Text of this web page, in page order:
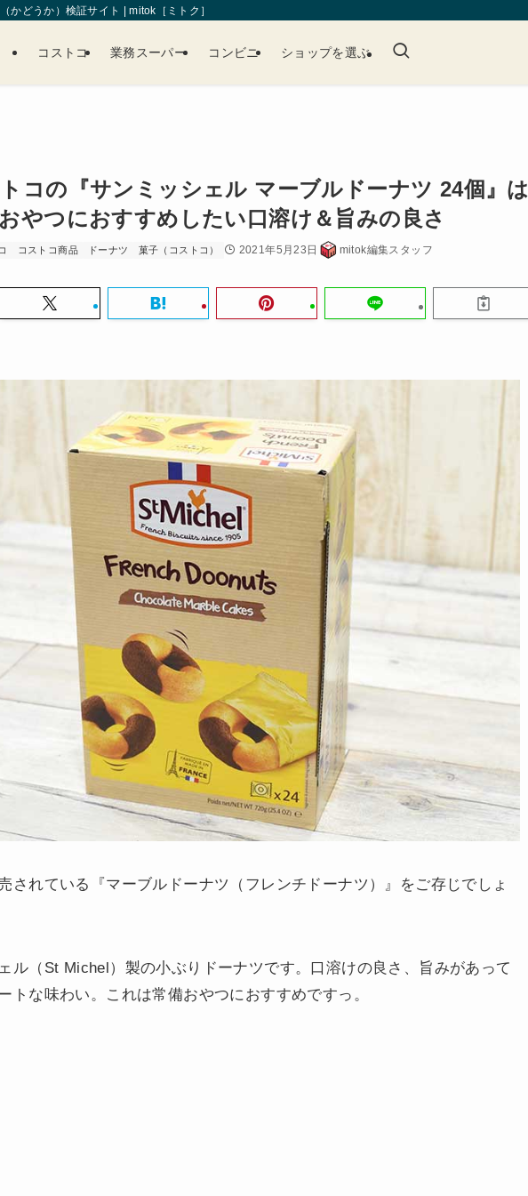
かどうか）検証サイト | mitok［ミトク］
コストコ 業務スーパー コンビニ ショップを選ぶ
コの『サンミッシェル マーブルドーナツ 24個』は
やつにおすすめしたい口溶け＆旨みの良さ
コストコ商品 ドーナツ 菓子（コストコ） 2021年5月23日 mitok編集スタッフ
されている『マーブルドーナツ（フレンチドーナツ）』をご存じでしょ
ル（St Michel）製の小ぶりドーナツです。口溶けの良さ、旨みがあって
トな味わい。これは常備おやつにおすすめですっ。